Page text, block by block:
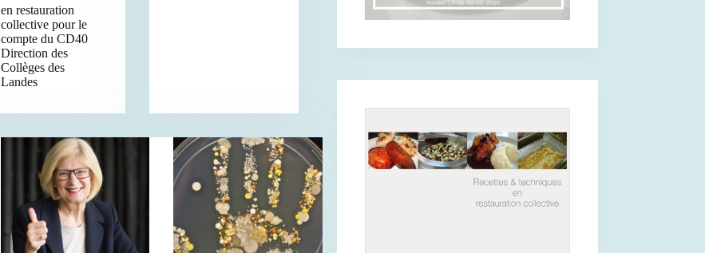
en restauration
collective pour le
compte du CD40
Direction des
Collèges des
Landes